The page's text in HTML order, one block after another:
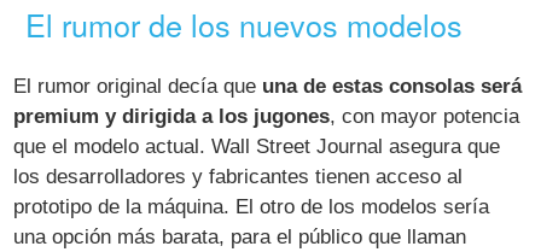
El rumor de los nuevos modelos
El rumor original decía que una de estas consolas será
premium y dirigida a los jugones, con mayor potencia
que el modelo actual. Wall Street Journal asegura que
los desarrolladores y fabricantes tienen acceso al
prototipo de la máquina. El otro de los modelos sería
una opción más barata, para el público que llaman